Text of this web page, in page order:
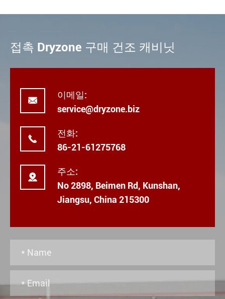
접촉 Dryzone 구매 건조 캐비닛

이메일:
service@dryzone.biz

전화:
86-21-61275768

주소:
No 2898, Beimen Rd, Kunshan,
Jiangsu, China 215300